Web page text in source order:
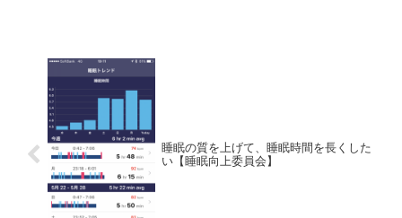
睡眠の質を上げて、睡眠時間を長くした
い【睡眠向上委員会】